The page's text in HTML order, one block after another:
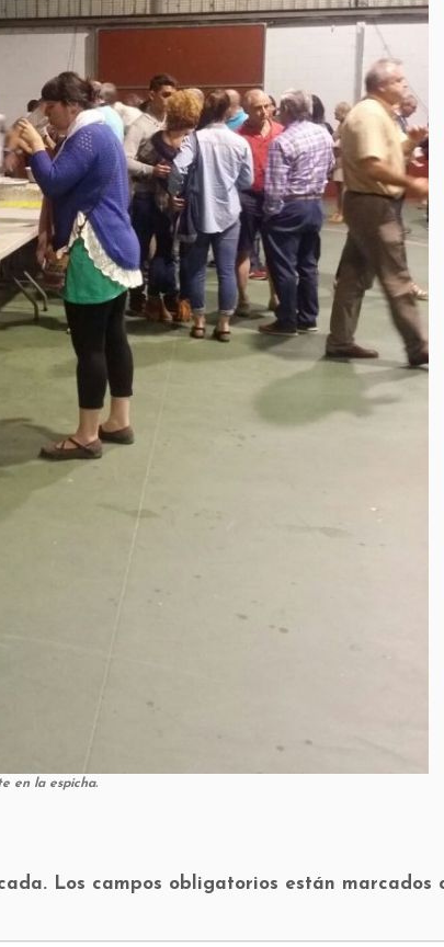
en la espicha.
Los campos obligatorios están marcados